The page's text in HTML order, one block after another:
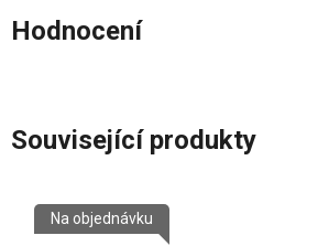
Hodnocení
Související produkty
Na objednávku